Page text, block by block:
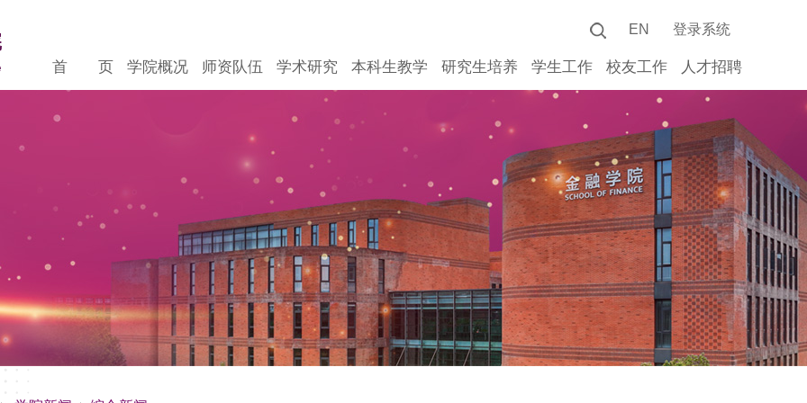
EN 登录系统
首 页 学院概况 师资队伍 学术研究 本科生教学 研究生培养 学生工作 校友工作 人才招聘